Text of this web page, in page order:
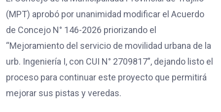
(MPT) aprobó por unanimidad modificar el Acuerdo
de Concejo N° 146-2026 priorizando el
“Mejoramiento del servicio de movilidad urbana de la
urb. Ingeniería I, con CUI N° 2709817”, dejando listo el
proceso para continuar este proyecto que permitirá
mejorar sus pistas y veredas.